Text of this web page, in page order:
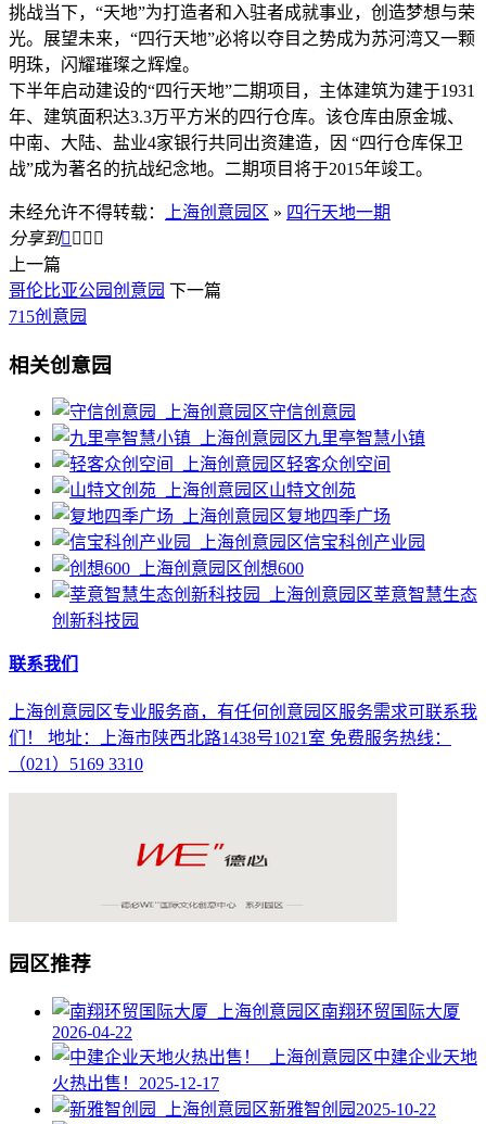
挑战当下，“天地”为打造者和入驻者成就事业，创造梦想与荣
光。展望未来，“四行天地”必将以夺目之势成为苏河湾又一颗
明珠，闪耀璀璨之辉煌。
下半年启动建设的“四行天地”二期项目，主体建筑为建于1931
年、建筑面积达3.3万平方米的四行仓库。该仓库由原金城、
中南、大陆、盐业4家银行共同出资建造，因 “四行仓库保卫
战”成为著名的抗战纪念地。二期项目将于2015年竣工。
未经允许不得转载： 上海创意园区 » 四行天地一期
分享到   
上一篇
哥伦比亚公园创意园 下一篇
715创意园
相关创意园
守信创意园
九里亭智慧小镇
轻客众创空间
山特文创苑
复地四季广场
信宝科创产业园
创想600
莘意智慧生态
创新科技园
联系我们
上海创意园区专业服务商，有任何创意园区服务需求可联系我
们！ 地址：上海市陕西北路1438号1021室 免费服务热线：
（021）5169 3310
园区推荐
南翔环贸国际大厦
2026-04-22
中建企业天地
火热出售！ 2025-12-17
新雅智创园 2025-10-22